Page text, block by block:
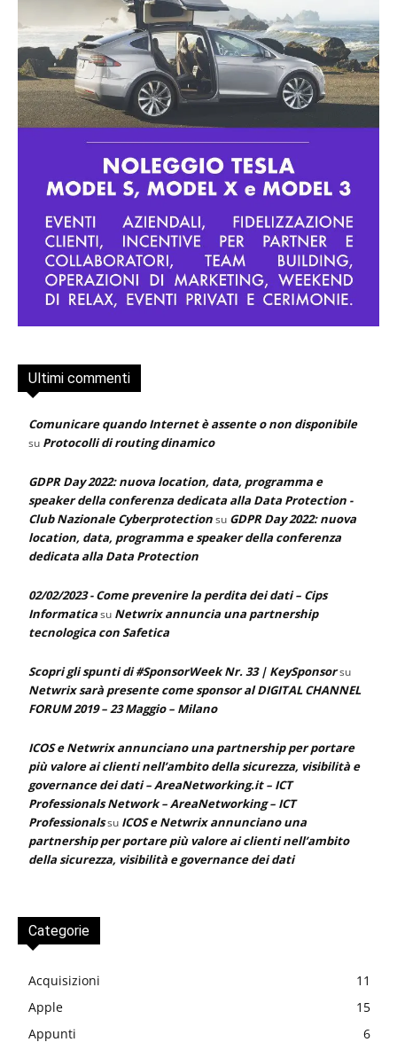
Ultimi commenti
Comunicare quando Internet è assente o non disponibile
su Protocolli di routing dinamico
GDPR Day 2022: nuova location, data, programma e
speaker della conferenza dedicata alla Data Protection -
Club Nazionale Cyberprotectionsu GDPR Day 2022: nuova
location, data, programma e speaker della conferenza
dedicata alla Data Protection
02/02/2023 - Come prevenire la perdita dei dati – Cips
Informaticasu Netwrix annuncia una partnership
tecnologica con Safetica
Scopri gli spunti di #SponsorWeek Nr. 33 | KeySponsorsu
Netwrix sarà presente come sponsor al DIGITAL CHANNEL
FORUM 2019 – 23 Maggio – Milano
ICOS e Netwrix annunciano una partnership per portare
più valore ai clienti nell’ambito della sicurezza, visibilità e
governance dei dati – AreaNetworking.it – ICT
Professionals Network – AreaNetworking – ICT
Professionalssu ICOS e Netwrix annunciano una
partnership per portare più valore ai clienti nell’ambito
della sicurezza, visibilità e governance dei dati
Categorie
Acquisizioni
11
Apple
15
Appunti
6